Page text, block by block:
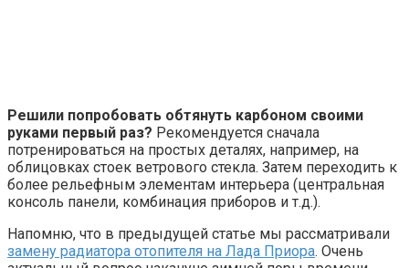
Решили попробовать обтянуть карбоном своими
руками первый раз? Рекомендуется сначала
потренироваться на простых деталях, например, на
облицовках стоек ветрового стекла. Затем переходить к
более рельефным элементам интерьера (центральная
консоль панели, комбинация приборов и т.д.).
Напомню, что в предыдущей статье мы рассматривали
замену радиатора отопителя на Лада Приора. Очень